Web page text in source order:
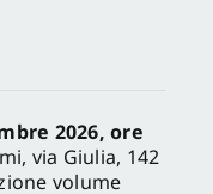
2026, ore
via Giulia, 142
volume